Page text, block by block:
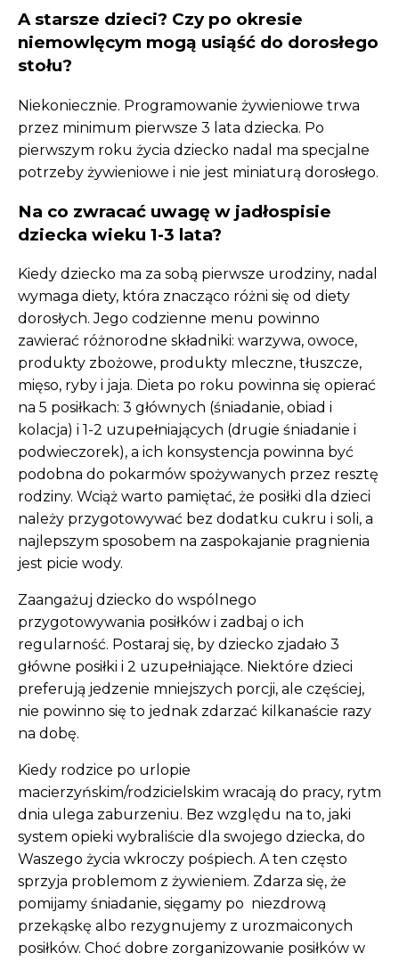
A starsze dzieci? Czy po okresie
niemowlęcym mogą usiąść do dorosłego
stołu?
Niekoniecznie. Programowanie żywieniowe trwa
przez minimum pierwsze 3 lata dziecka. Po
pierwszym roku życia dziecko nadal ma specjalne
potrzeby żywieniowe i nie jest miniaturą dorosłego.
Na co zwracać uwagę w jadłospisie
dziecka wieku 1-3 lata?
Kiedy dziecko ma za sobą pierwsze urodziny, nadal
wymaga diety, która znacząco różni się od diety
dorosłych. Jego codzienne menu powinno
zawierać różnorodne składniki: warzywa, owoce,
produkty zbożowe, produkty mleczne, tłuszcze,
mięso, ryby i jaja. Dieta po roku powinna się opierać
na 5 posiłkach: 3 głównych (śniadanie, obiad i
kolacja) i 1-2 uzupełniających (drugie śniadanie i
podwieczorek), a ich konsystencja powinna być
podobna do pokarmów spożywanych przez resztę
rodziny. Wciąż warto pamiętać, że posiłki dla dzieci
należy przygotowywać bez dodatku cukru i soli, a
najlepszym sposobem na zaspokajanie pragnienia
jest picie wody.
Zaangażuj dziecko do wspólnego
przygotowywania posiłków i zadbaj o ich
regularność. Postaraj się, by dziecko zjadało 3
główne posiłki i 2 uzupełniające. Niektóre dzieci
preferują jedzenie mniejszych porcji, ale częściej,
nie powinno się to jednak zdarzać kilkanaście razy
na dobę.
Kiedy rodzice po urlopie
macierzyńskim/rodzicielskim wracają do pracy, rytm
dnia ulega zaburzeniu. Bez względu na to, jaki
system opieki wybraliście dla swojego dziecka, do
Waszego życia wkroczy pośpiech. A ten często
sprzyja problemom z żywieniem. Zdarza się, że
pomijamy śniadanie, sięgamy po niezdrową
przekąskę albo rezygnujemy z urozmaiconych
posiłków. Choć dobre zorganizowanie posiłków w